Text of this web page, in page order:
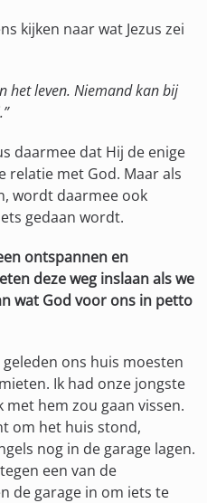
kijken naar wat Jezus zei
het leven. Niemand kan bij
daarmee dat Hij de enige
relatie met God. Maar als
wordt daarmee ook
gedaan wordt.
ontspannen en
deze weg inslaan als we
wat God voor ons in petto
ons huis moesten
Ik had onze jongste
hem zou gaan vissen.
om het huis stond,
nog in de garage lagen.
een van de
de garage in om iets te